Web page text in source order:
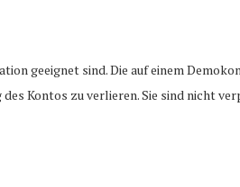
geeignet sind. Die auf einem
Kontos zu verlieren. Sie sind nicht